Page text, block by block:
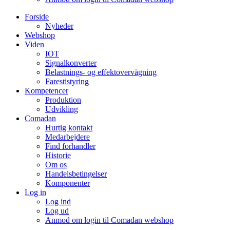
Forside
Nyheder
Webshop
Viden
IOT
Signalkonverter
Belastnings- og effektovervågning
Farestistyring
Kompetencer
Produktion
Udvikling
Comadan
Hurtig kontakt
Medarbejdere
Find forhandler
Historie
Om os
Handelsbetingelser
Komponenter
Log in
Log ind
Log ud
Anmod om login til Comadan webshop